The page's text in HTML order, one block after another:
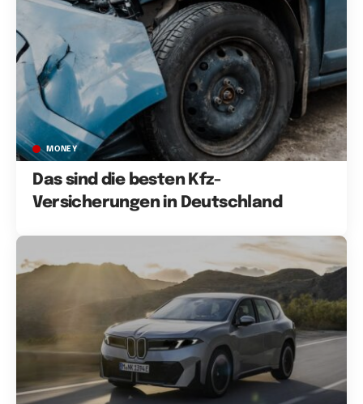
MONEY
Das sind die besten Kfz-
Versicherungen in Deutschland